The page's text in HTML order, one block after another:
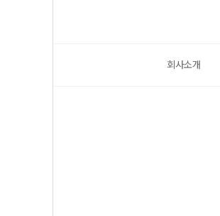
회사소개